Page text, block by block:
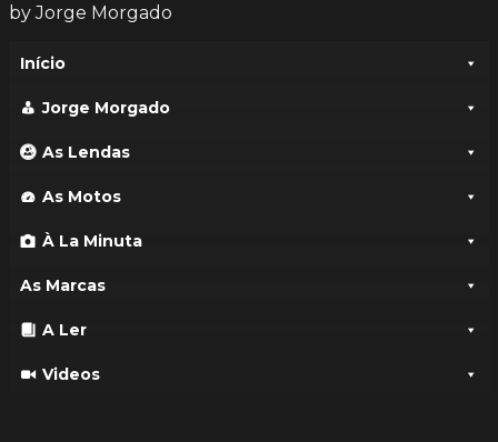
by Jorge Morgado
Início
Jorge Morgado
As Lendas
As Motos
À La Minuta
As Marcas
A Ler
Videos